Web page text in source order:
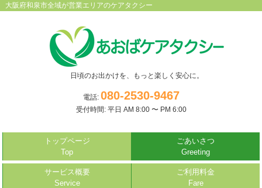
大阪府和泉市全域が営業エリアのケアタクシー
日頃のお出かけを、もっと楽しく安心に。
電話: 080-2530-9467
受付時間: 平日 AM 8:00 〜 PM 6:00
トップページ
Top
ごあいさつ
Greeting
サービス概要
Service
ご利用料金
Fare